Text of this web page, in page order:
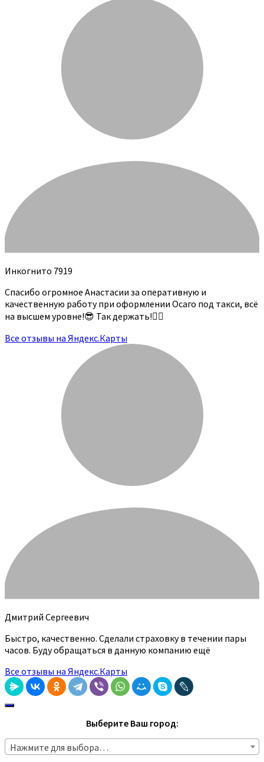
Инкогнито 7919
Спасибо огромное Анастасии за оперативную и
качественную работу при оформлении Осаго под такси, всё
на высшем уровне!😎 Так держать!👍🏻
Все отзывы на Яндекс.Карты
Дмитрий Сергеевич
Быстро, качественно. Сделали страховку в течении пары
часов. Буду обращаться в данную компанию ещё
Все отзывы на Яндекс.Карты
Выберите Ваш город:
Нажмите для выбора…